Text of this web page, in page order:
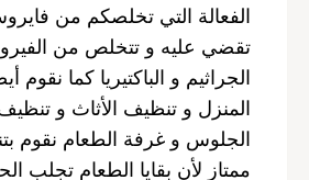
الفعالة التي تخلصكم من
تقضي عليه و تتخلص من
الجراثيم و الباكتيريا كما نقوم
المنزل و تنظيف الأثاث و
الجلوس و غرفة الطعام نقوم
ممتاز لأن بقايا الطعام تجلب